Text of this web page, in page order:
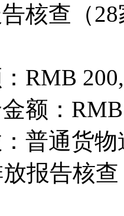
核查（
RMB
额：RMB
普通货
报告核